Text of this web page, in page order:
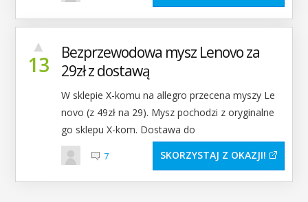
13
▲
Bezprzewodowa mysz Lenovo za
29zł z dostawą
W sklepie X-komu na allegro przecena myszy Le
novo (z 49zł na 29). Mysz pochodzi z oryginalne
go sklepu X-kom. Dostawa do
7 SKORZYSTAJ Z OKAZJI